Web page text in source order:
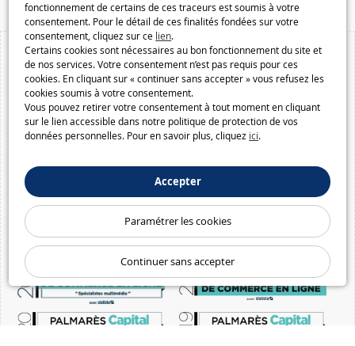
fonctionnement de certains de ces traceurs est soumis à votre
consentement. Pour le détail de ces finalités fondées sur votre
consentement, cliquez sur ce lien.
Certains cookies sont nécessaires au bon fonctionnement du site et
de nos services. Votre consentement n’est pas requis pour ces
cookies. En cliquant sur « continuer sans accepter » vous refusez les
cookies soumis à votre consentement.
Vous pouvez retirer votre consentement à tout moment en cliquant
sur le lien accessible dans notre politique de protection de vos
données personnelles. Pour en savoir plus, cliquez ici.
Accepter
Paramétrer les cookies
Continuer sans accepter